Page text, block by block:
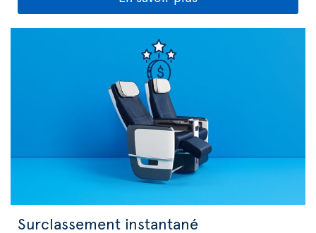
Surclassement instantané